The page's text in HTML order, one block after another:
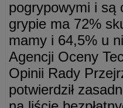
pogrypowymi i są
grypie ma 72%
mamy i 64,5% u
Agencji Oceny
Opinii Rady
potwierdził